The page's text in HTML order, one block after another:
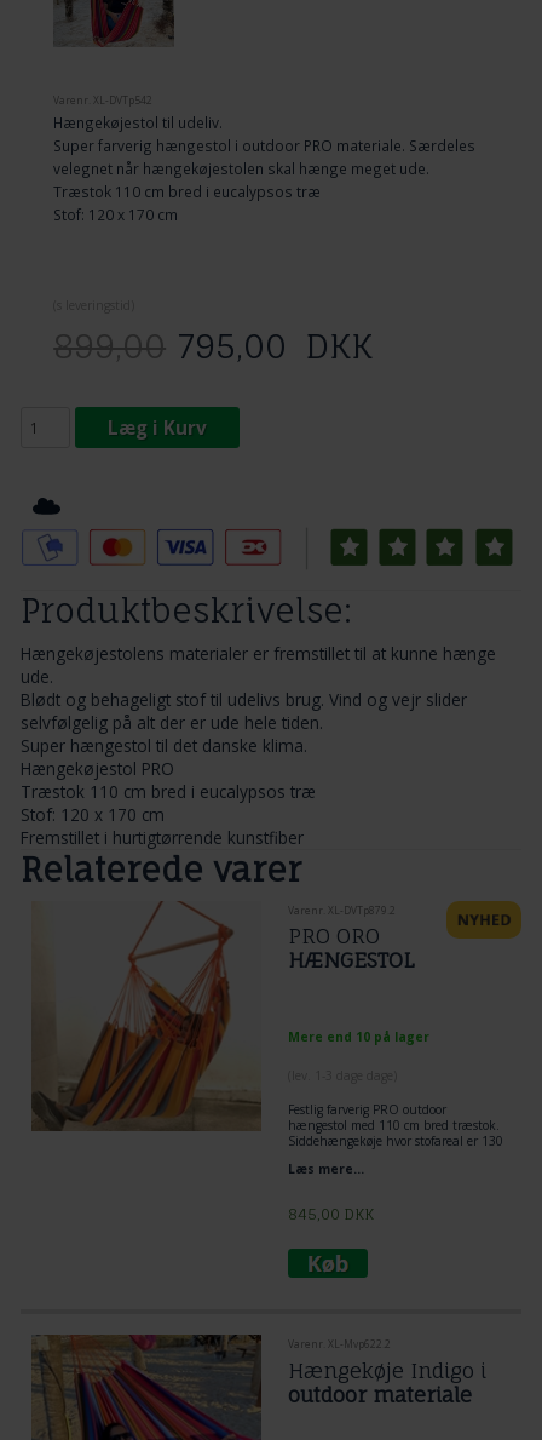
Varenr. XL-DVTp542
Hængekøjestol til udeliv.
Super farverig hængestol i outdoor PRO materiale. Særdeles
velegnet når hængekøjestolen skal hænge meget ude.
Træstok 110 cm bred i eucalypsos træ
Stof: 120 x 170 cm
899,00 795,00 DKK
Læg i Kurv
Produktbeskrivelse:
Hængekøjestolens materialer er fremstillet til at kunne hænge
ude.
Blødt og behageligt stof til udelivs brug. Vind og vejr slider
selvfølgelig på alt der er ude hele tiden.
Super hængestol til det danske klima.
Hængekøjestol PRO
Træstok 110 cm bred i eucalypsos træ
Stof: 120 x 170 cm
Fremstillet i hurtigtørrende kunstfiber
Relaterede varer
Varenr. XL-DVTp879.2
PRO ORO
HÆNGESTOL
Mere end 10 på lager
Festlig farverig PRO outdoor
hængestol med 110 cm bred træstok.
Siddehængekøje hvor stofareal er 130
Læs mere...
845,00 DKK
Varenr. XL-Mvp622.2
Hængekøje Indigo i
outdoor materiale